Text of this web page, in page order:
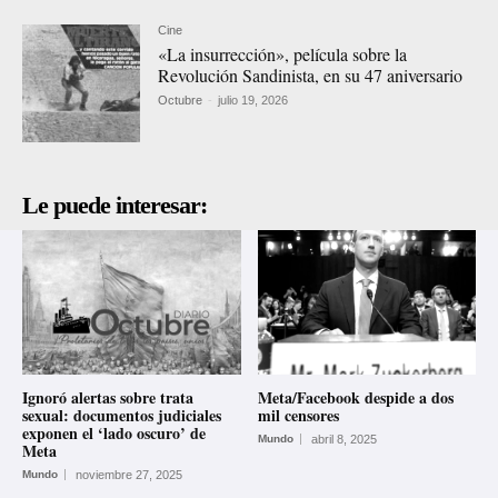
Cine
«La insurrección», película sobre la
Revolución Sandinista, en su 47 aniversario
Octubre - julio 19, 2026
Le puede interesar:
Ignoró alertas sobre trata
sexual: documentos judiciales
exponen el ‘lado oscuro’ de
Meta
Mundo noviembre 27, 2025
Meta/Facebook despide a dos
mil censores
Mundo abril 8, 2025